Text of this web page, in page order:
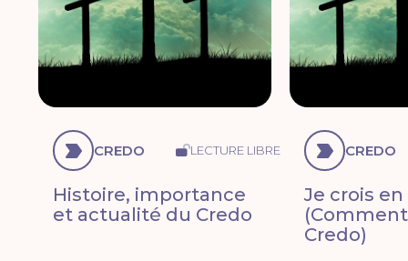
CREDO LECTURE LIBRE
Histoire, importance
et actualité du Credo
CREDO
Je crois
Credo)